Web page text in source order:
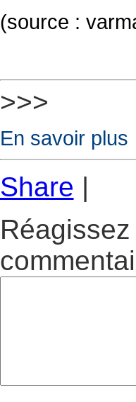
(source :
>>>
En savoir plus
Share |